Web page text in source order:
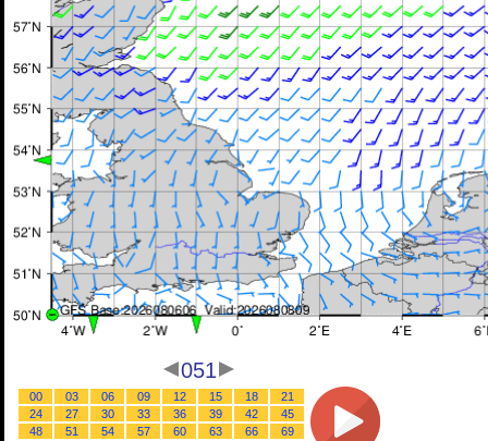
051
00 03 06 09 12 15 18
21
24
27 30 33 36 39 42
45
48
51 54 57 60 63 66
69